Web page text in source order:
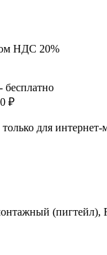
НДС 20%
бесплатно
₽
для интернет-
(пигтейл),